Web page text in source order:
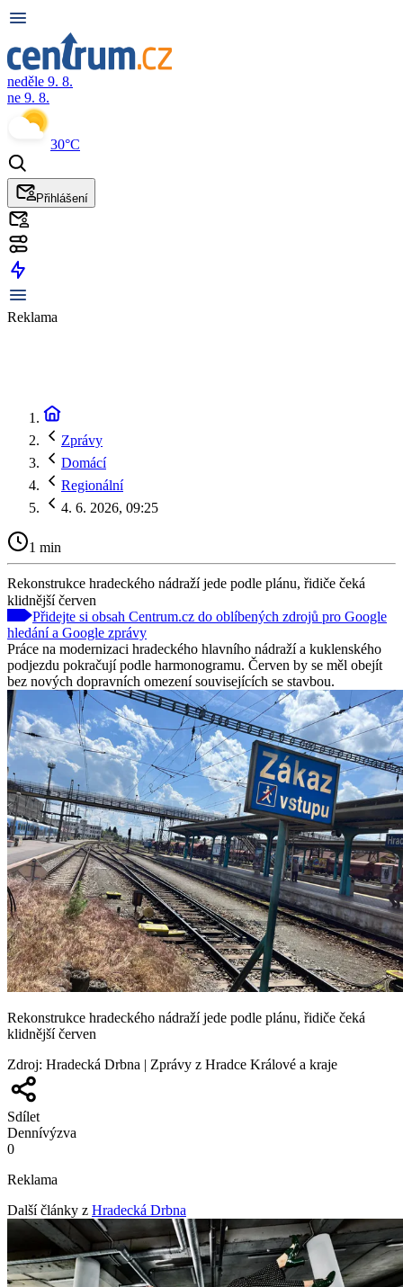
neděle 9. 8.
ne 9. 8.
30°C
Přihlášení
Reklama
Zprávy
Domácí
Regionální
4. 6. 2026, 09:25
1 min
Rekonstrukce hradeckého nádraží jede podle plánu, řidiče čeká
klidnější červen
Přidejte si obsah Centrum.cz do oblíbených zdrojů pro Google
hledání a Google zprávy
Práce na modernizaci hradeckého hlavního nádraží a kuklenského
podjezdu pokračují podle harmonogramu. Červen by se měl obejít
bez nových dopravních omezení souvisejících se stavbou.
Rekonstrukce hradeckého nádraží jede podle plánu, řidiče čeká
klidnější červen
Zdroj: Hradecká Drbna | Zprávy z Hradce Králové a kraje
Sdílet
Dennívýzva
0
Reklama
Další články z Hradecká Drbna